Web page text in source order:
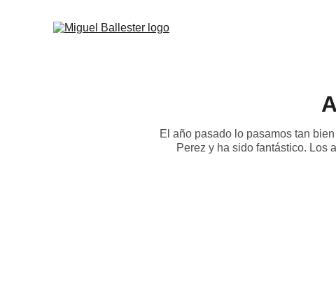
El año pasado lo pasamos tan
Perez y ha sido fantástico. Los